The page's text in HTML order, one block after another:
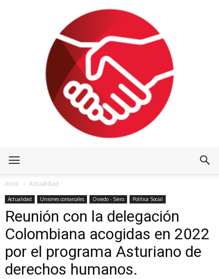
Inicio Actualidad
Actualidad Uniones comarcales Oviedo - Siero Política Social
Reunión con la delegación
Colombiana acogidas en 2022
por el programa Asturiano de
derechos humanos.